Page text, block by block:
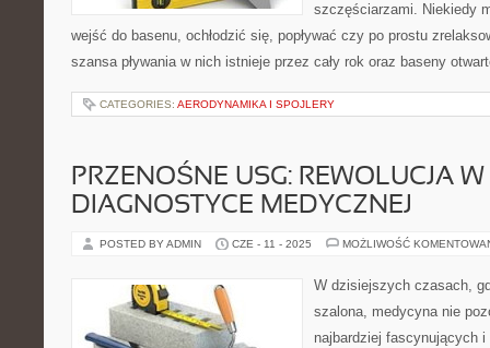
szczęściarzami. Niekiedy
wejść do basenu, ochłodzić się, popływać czy po prostu
szansa pływania w nich istnieje przez cały rok oraz baseny
CATEGORIES: AERODYNAMIKA I SPOJLERY
PRZENOŚNE USG: REWOLUCJA W
DIAGNOSTYCE MEDYCZNEJ
POSTED BY ADMIN CZE - 11 - 2025 MOŻLIWOŚĆ
W dzisiejszych czasach,
szalona, medycyna nie
najbardziej fascynujących